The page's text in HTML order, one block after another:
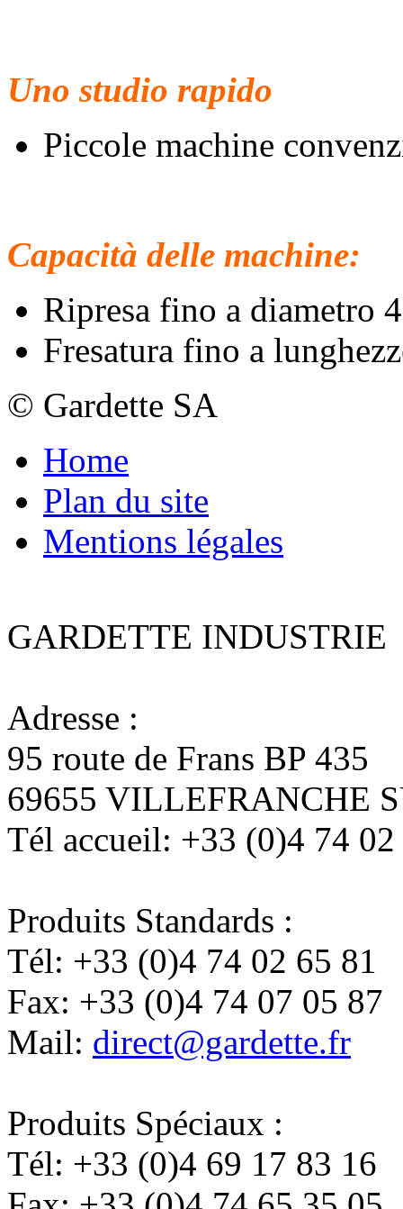
Uno studio rapido
Piccole machine
Capacità delle machine:
Ripresa fino a diametro
Fresatura fino a
© Gardette SA
Home
Plan du site
Mentions légales
GARDETTE INDUSTRIE
Adresse :
95 route de Frans BP 435
69655 VILLEFRANCHE
Tél accueil: +33 (0)4 74
Produits Standards :
Tél: +33 (0)4 74 02 65 81
Fax: +33 (0)4 74 07 05 87
Mail: direct@gardette.fr
Produits Spéciaux :
Tél: +33 (0)4 69 17 83 16